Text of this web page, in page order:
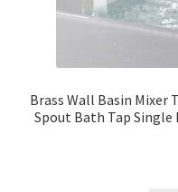
Brass Wall Basin Mixer
Spout Bath Tap Single